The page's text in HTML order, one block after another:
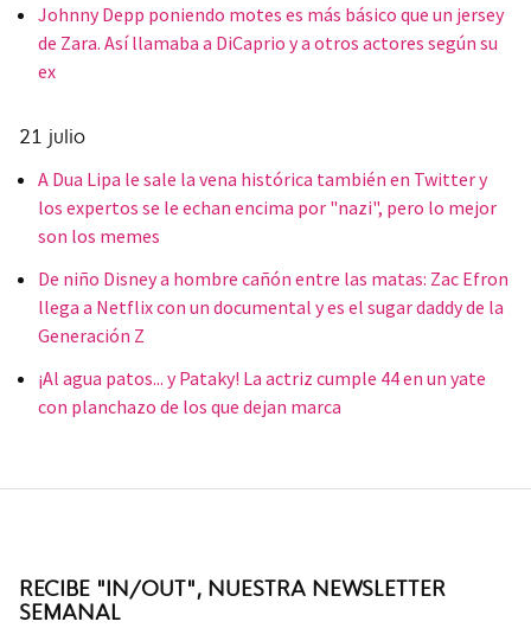
Johnny Depp poniendo motes es más básico que un jersey
de Zara. Así llamaba a DiCaprio y a otros actores según su
ex
21 julio
A Dua Lipa le sale la vena histórica también en Twitter y
los expertos se le echan encima por "nazi", pero lo mejor
son los memes
De niño Disney a hombre cañón entre las matas: Zac Efron
llega a Netflix con un documental y es el sugar daddy de la
Generación Z
¡Al agua patos... y Pataky! La actriz cumple 44 en un yate
con planchazo de los que dejan marca
RECIBE "IN/OUT", NUESTRA NEWSLETTER
SEMANAL